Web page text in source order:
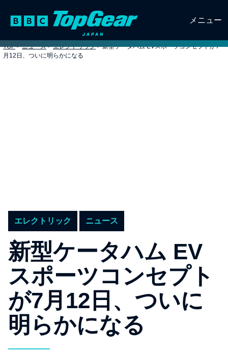
メニュー
TOP > ニュース > エレクトリック > 新型ケータハム EVスポーツコンセプトが7
月12日、ついに明らかになる
エレクトリック ニュース
新型ケータハム EV
スポーツコンセプト
が7月12日、ついに
明らかになる